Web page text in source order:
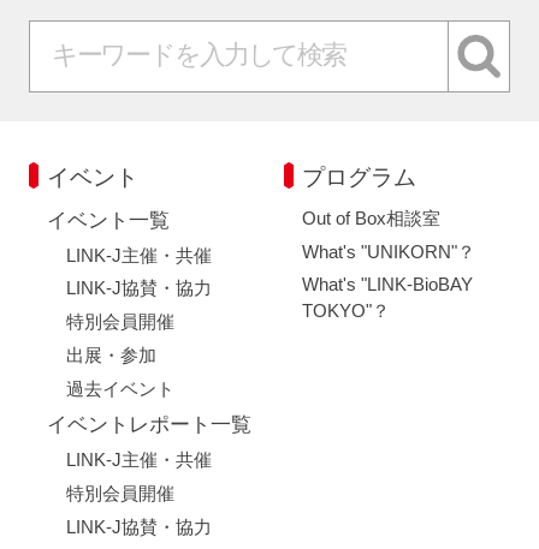
イベント
イベント一覧
LINK-J主催・共催
LINK-J協賛・協力
特別会員開催
出展・参加
過去イベント
イベントレポート一覧
LINK-J主催・共催
特別会員開催
LINK-J協賛・協力
プログラム
Out of Box相談室
What's "UNIKORN"？
What's "LINK-BioBAY
TOKYO"？